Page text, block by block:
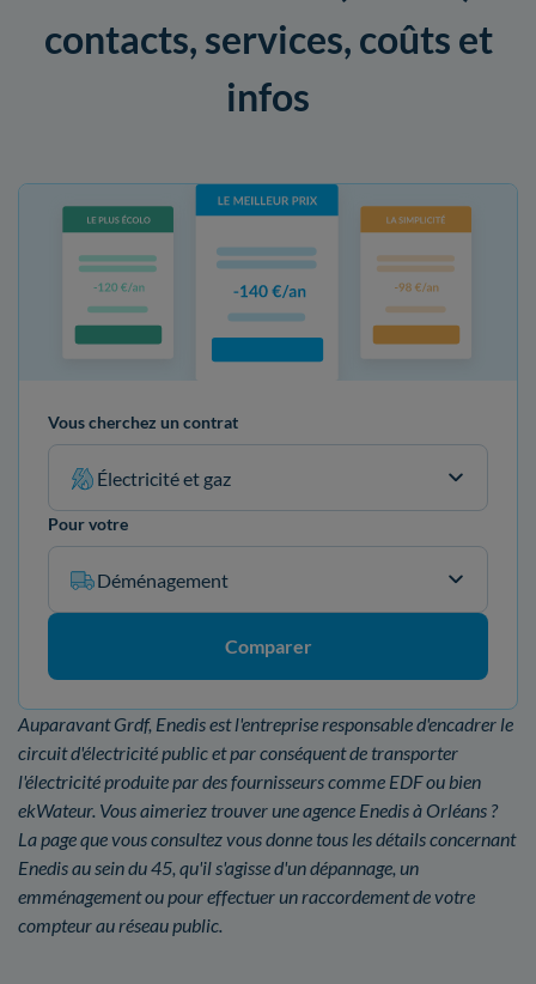
contacts, services, coûts et
infos
Vous cherchez un contrat
Électricité et gaz
Pour votre
Déménagement
Comparer
Auparavant Grdf, Enedis est l'entreprise responsable d'encadrer le
circuit d'électricité public et par conséquent de transporter
l'électricité produite par des fournisseurs comme EDF ou bien
ekWateur. Vous aimeriez trouver une agence Enedis à Orléans ?
La page que vous consultez vous donne tous les détails concernant
Enedis au sein du 45, qu'il s'agisse d'un dépannage, un
emménagement ou pour effectuer un raccordement de votre
compteur au réseau public.